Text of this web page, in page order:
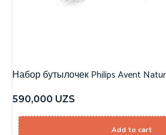
Набор бутылочек Philips Avent
590,000 UZS
Add to cart